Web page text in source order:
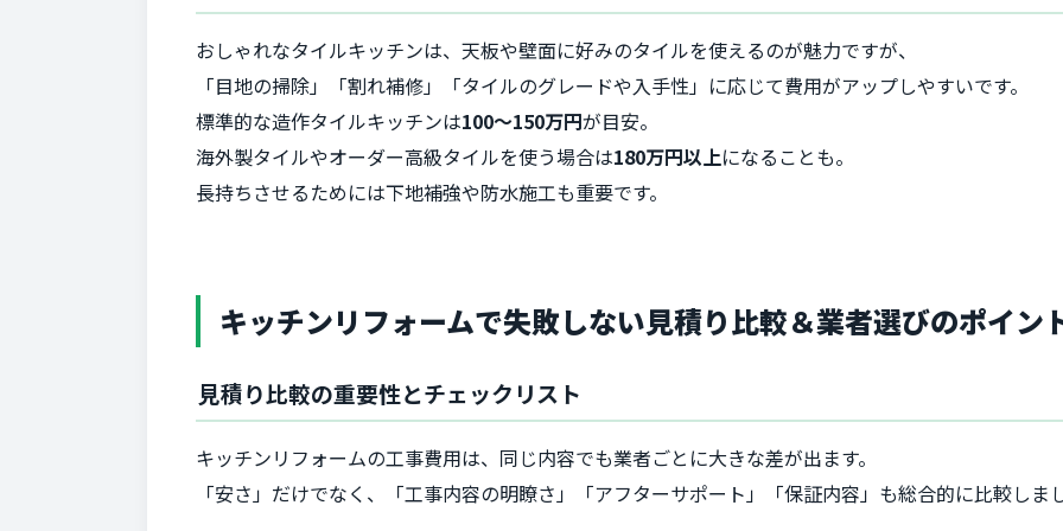
おしゃれなタイルキッチンは、天板や壁面に好みのタイルを使えるのが魅力ですが、
「目地の掃除」「割れ補修」「タイルのグレードや入手性」に応じて費用がアップしやすいです。
標準的な造作タイルキッチンは100〜150万円が目安。
海外製タイルやオーダー高級タイルを使う場合は180万円以上になることも。
長持ちさせるためには下地補強や防水施工も重要です。
キッチンリフォームで失敗しない見積り比較＆業者選びのポイン
見積り比較の重要性とチェックリスト
キッチンリフォームの工事費用は、同じ内容でも業者ごとに大きな差が出ます。
「安さ」だけでなく、「工事内容の明瞭さ」「アフターサポート」「保証内容」も総合的に比較しま